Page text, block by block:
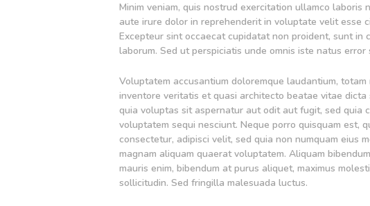
Minim veniam, quis nostrud exercitation ullamco laboris
aute irure dolor in reprehenderit in voluptate velit esse
Excepteur sint occaecat cupidatat non proident, sunt
laborum. Sed ut perspiciatis unde omnis iste natus error
Voluptatem accusantium doloremque laudantium,
inventore veritatis et quasi architecto beatae vitae
quia voluptas sit aspernatur aut odit aut fugit, sed quia
voluptatem sequi nesciunt. Neque porro quisquam est,
consectetur, adipisci velit, sed quia non numquam eius
magnam aliquam quaerat voluptatem. Aliquam
mauris enim, bibendum at purus aliquet, maximus
sollicitudin. Sed fringilla malesuada luctus.